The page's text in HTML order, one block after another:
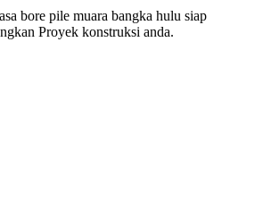
bore pile muara bangka hulu siap
Proyek konstruksi anda.